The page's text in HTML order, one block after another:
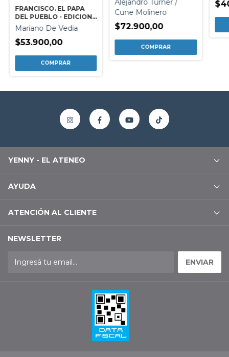
FRANCISCO. EL PAPA
DEL PUEBLO - EDICION
AUMENTADA
Mariano De Vedia
$53.900,00
Alejandro Turner /
Cune Molinero
$72.900,00
YENNY - EL ATENEO
AYUDA
ATENCIÓN AL CLIENTE
NEWSLETTER